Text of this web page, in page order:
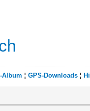
Album ¦ GPS-Downloads ¦